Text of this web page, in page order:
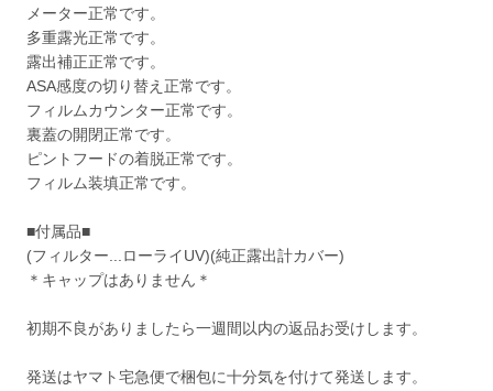
メーター正常です。
多重露光正常です。
露出補正正常です。
ASA感度の切り替え正常です。
フィルムカウンター正常です。
裏蓋の開閉正常です。
ピントフードの着脱正常です。
フィルム装填正常です。
■付属品■
(フィルター...ローライUV)(純正露出計カバー)
＊キャップはありません＊
初期不良がありましたら一週間以内の返品お受けします。
発送はヤマト宅急便で梱包に十分気を付けて発送します。